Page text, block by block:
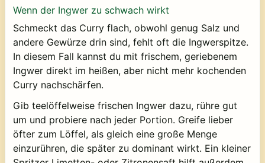
Wenn der Ingwer zu schwach wirkt
Schmeckt das Curry flach, obwohl genug Salz und
andere Gewürze drin sind, fehlt oft die Ingwerspitze.
In diesem Fall kannst du mit frischem, geriebenem
Ingwer direkt im heißen, aber nicht mehr kochenden
Curry nachschärfen.
Gib teelöffelweise frischen Ingwer dazu, rühre gut
um und probiere nach jeder Portion. Greife lieber
öfter zum Löffel, als gleich eine große Menge
einzurühren, die später zu dominant wirkt. Ein kleiner